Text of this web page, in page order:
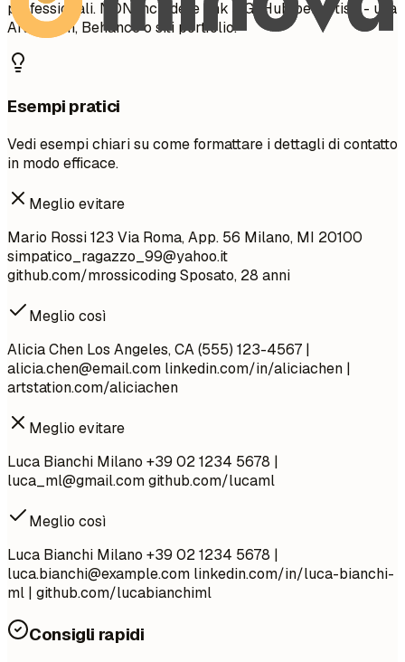
professionali. NON includere link a GitHub per artisti - usa
ArtStation, Behance o siti portfolio.
Esempi pratici
Vedi esempi chiari su come formattare i dettagli di contatto
in modo efficace.
Meglio evitare
Mario Rossi 123 Via Roma, App. 56 Milano, MI 20100
simpatico_ragazzo_99@yahoo.it
github.com/mrossicoding Sposato, 28 anni
Meglio così
Alicia Chen Los Angeles, CA (555) 123-4567 |
alicia.chen@email.com linkedin.com/in/aliciachen |
artstation.com/aliciachen
Meglio evitare
Luca Bianchi Milano +39 02 1234 5678 |
luca_ml@gmail.comgithub.com/lucaml
Meglio così
Luca Bianchi Milano +39 02 1234 5678 |
luca.bianchi@example.com linkedin.com/in/luca-bianchi-
ml | github.com/lucabianchiml
Consigli rapidi